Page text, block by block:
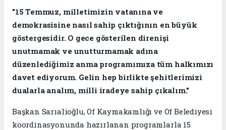
"15 Temmuz, milletimizin vatanına ve
demokrasisine nasıl sahip çıktığının en büyük
göstergesidir. O gece gösterilen direnişi
unutmamak ve unutturmamak adına
düzenlediğimiz anma programımıza tüm halkımızı
davet ediyorum. Gelin hep birlikte şehitlerimizi
dualarla analım, milli iradeye sahip çıkalım."
Başkan Sarıalioğlu, Of Kaymakamlığı ve Of Belediyesi
koordinasyonunda hazırlanan programlarla 15